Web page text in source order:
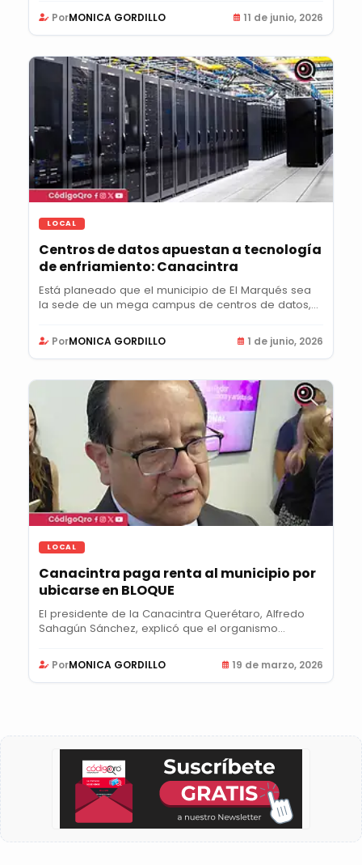
PorMONICA GORDILLO 11 de junio, 2026
LOCAL
Centros de datos apuestan a tecnología
de enfriamiento: Canacintra
Está planeado que el municipio de El Marqués sea
la sede de un mega campus de centros de datos,...
PorMONICA GORDILLO 1 de junio, 2026
LOCAL
Canacintra paga renta al municipio por
ubicarse en BLOQUE
El presidente de la Canacintra Querétaro, Alfredo
Sahagún Sánchez, explicó que el organismo
PorMONICA GORDILLO 19 de marzo, 2026